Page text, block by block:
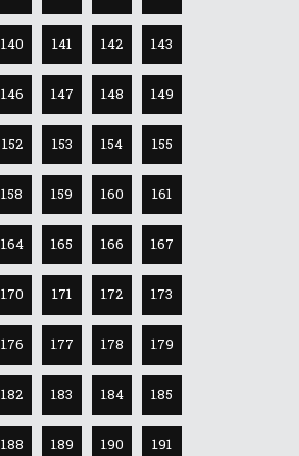
140 141 142 143
146 147 148 149
152 153 154 155
158 159 160 161
164 165 166 167
170 171 172 173
176 177 178 179
182 183 184 185
188 189 190 191